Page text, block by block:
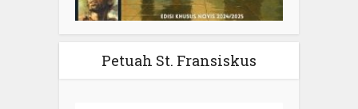
Petuah St. Fransiskus